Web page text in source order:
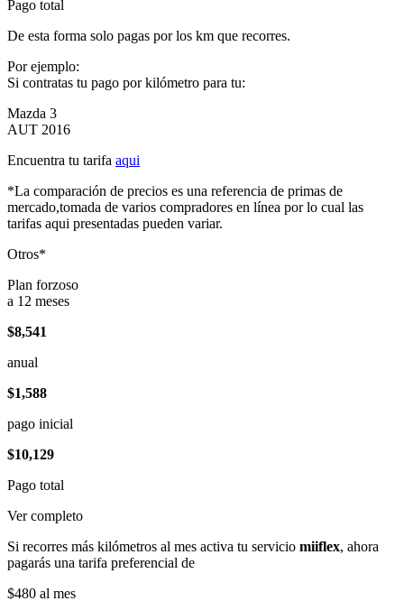
Pago total
De esta forma solo pagas por los km que recorres.
Por ejemplo:
Si contratas tu pago por kilómetro para tu:
Mazda 3
AUT 2016
Encuentra tu tarifa aqui
*La comparación de precios es una referencia de primas de
mercado,tomada de varios compradores en línea por lo cual las
tarifas aqui presentadas pueden variar.
Otros*
Plan forzoso
a 12 meses
$8,541
anual
$1,588
pago inicial
$10,129
Pago total
Ver completo
Si recorres más kilómetros al mes activa tu servicio miiflex, ahora
pagarás una tarifa preferencial de
$480 al mes